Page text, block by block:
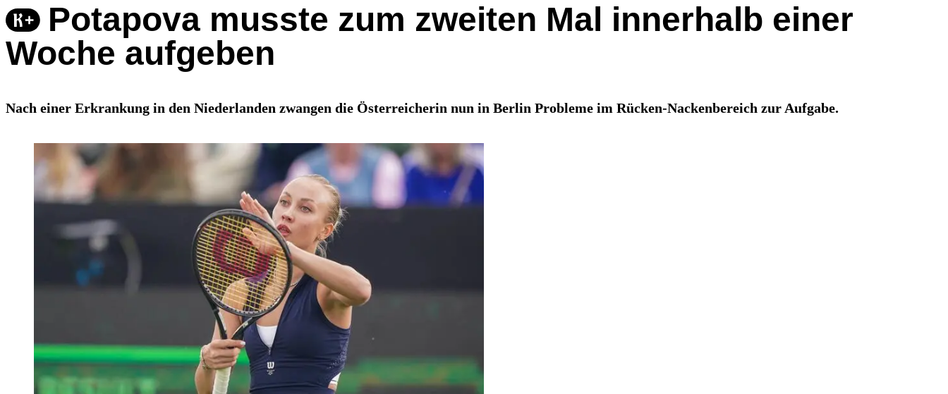
Potapova musste zum zweiten Mal innerhalb einer
Woche aufgeben
Nach einer Erkrankung in den Niederlanden zwangen die Österreicherin nun in Berlin Probleme im Rücken-Nackenbereich zur Aufgabe.